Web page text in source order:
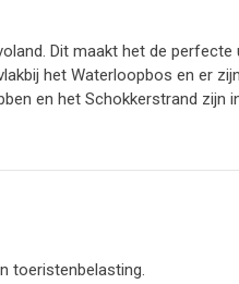
Dit maakt het de
het Waterloopbos en er
en het Schokkerstrand zijn
toeristenbelasting.